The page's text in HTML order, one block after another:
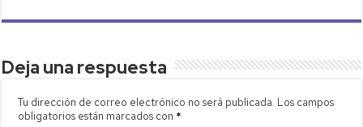
Deja una respuesta
Tu dirección de correo electrónico no será publicada. Los campos
obligatorios están marcados con *